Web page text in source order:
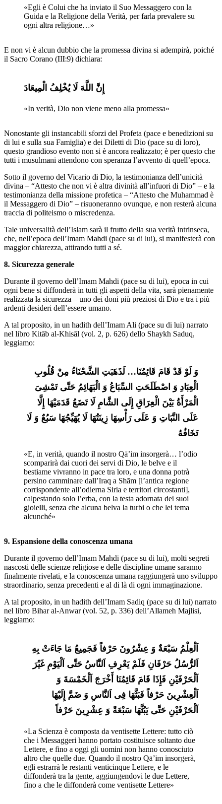
«Egli è Colui che ha inviato il Suo Messaggero con la
Guida e la Religione della Verità, per farla prevalere su
ogni altra religione…»
E non vi è alcun dubbio che la promessa divina si adempirà, poiché
il Sacro Corano (III:9) dichiara:
إِنَّ اللَّهَ لَا يُخْلِفُ الْمِيعَادَ
«In verità, Dio non viene meno alla promessa»
Nonostante gli instancabili sforzi del Profeta (pace e benedizioni su
di lui e sulla sua Famiglia) e dei Diletti di Dio (pace su di loro),
questo grandioso evento non si è ancora realizzato; è per questo che
tutti i musulmani attendono con speranza l’avvento di quell’epoca.
Sotto il governo del Vicario di Dio, la testimonianza dell’unicità
divina – “Attesto che non vi è altra divinità all’infuori di Dio” – e la
testimonianza della missione profetica – “Attesto che Muhammad è
il Messaggero di Dio” – risuoneranno ovunque, e non resterà alcuna
traccia di politeismo o miscredenza.
Tale universalità dell’Islam sarà il frutto della sua verità intrinseca,
che, nell’epoca dell’Imam Mahdi (pace su di lui), si manifesterà con
maggior chiarezza, attirando tutti a sé.
8. Sicurezza generale
Durante il governo dell’Imam Mahdi (pace su di lui), epoca in cui
ogni bene si diffonderà in tutti gli aspetti della vita, sarà pienamente
realizzata la sicurezza – uno dei doni più preziosi di Dio e tra i più
ardenti desideri dell’essere umano.
A tal proposito, in un hadith dell’Imam Ali (pace su di lui) narrato
nel libro Kitāb al‑Khisāl (vol. 2, p. 626) dello Shaykh Saduq,
leggiamo:
تَخَافُهُ
«E, in verità, quando il nostro Qā’im insorgerà… l’odio
scomparirà dai cuori dei servi di Dio, le belve e il
bestiame vivranno in pace tra loro, e una donna potrà
persino camminare dall’Iraq a Shām [l’antica regione
corrispondente all’odierna Siria e territori circostanti],
calpestando solo l’erba, con la testa adornata dei suoi
gioielli, senza che alcuna belva la turbi o che lei tema
alcunché»
9. Espansione della conoscenza umana
Durante il governo dell’Imam Mahdi (pace su di lui), molti segreti
nascosti delle scienze religiose e delle discipline umane saranno
finalmente rivelati, e la conoscenza umana raggiungerà uno sviluppo
straordinario, senza precedenti e al di là di ogni immaginazione.
A tal proposito, in un hadith dell’Imam Sadiq (pace su di lui) narrato
nel libro Bihar al-Anwar (vol. 52, p. 336) dell’Allameh Majlisi,
leggiamo:
اَلْحَرْفَیْنِ حَتَّی یَبُثَّهَا سَبْعَةً وَ عِشْرِینَ حَرْفاً
«La Scienza è composta da ventisette Lettere: tutto ciò
che i Messaggeri hanno portato costituisce soltanto due
Lettere, e fino a oggi gli uomini non hanno conosciuto
altro che quelle due. Quando il nostro Qā’im insorgerà,
egli estrarrà le restanti venticinque Lettere, e le
diffonderà tra la gente, aggiungendovi le due Lettere,
fino a che le diffonderà come ventisette Lettere»